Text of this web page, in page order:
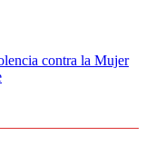
contra la Mujer